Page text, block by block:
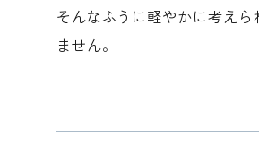
そんなふうに軽やかに考え
ません。